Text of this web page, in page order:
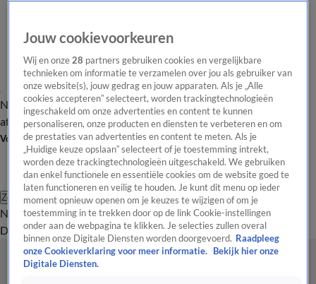
Nieuws van de DagOpinie van de Dag Onze categorieën Laatste
afleveringVideo's Nieuws van de Dag Podcast
Volg Nieuws van de Dag
Zoeken
Nieuws van de DagOpinie van de
Dag
Video'sUitzendingen PodcastPanelContact
Jouw cookievoorkeuren
Wij en onze28 partners gebruiken cookies en vergelijkbare
technieken om informatie te verzamelen over jou als gebruiker van
onze website(s), jouw gedrag en jouw apparaten. Als je „Alle
cookies accepteren” selecteert, worden trackingtechnologieën
ingeschakeld om onze advertenties en content te kunnen
personaliseren, onze producten en diensten te verbeteren en om
de prestaties van advertenties en content te meten. Als je
„Huidige keuze opslaan” selecteert of je toestemming intrekt,
worden deze trackingtechnologieën uitgeschakeld. We gebruiken
dan enkel functionele en essentiële cookies om de website goed te
laten functioneren en veilig te houden. Je kunt dit menu op ieder
moment opnieuw openen om je keuzes te wijzigen of om je
toestemming in te trekken door op de link Cookie-instellingen
onder aan de webpagina te klikken. Je selecties zullen overal
binnen onze Digitale Diensten worden doorgevoerd. Raadpleeg
onze Cookieverklaring voor meer informatie.
Bekijk hier onze
Digitale Diensten.